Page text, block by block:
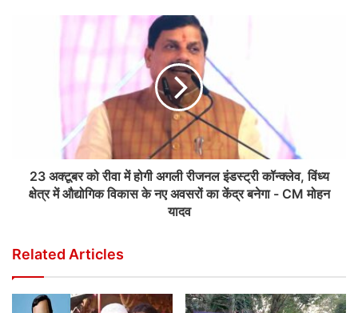
23 अक्टूबर को रीवा में होगी अगली रीजनल इंडस्ट्री कॉन्क्लेव, विंध्य
क्षेत्र में औद्योगिक विकास के नए अवसरों का केंद्र बनेगा - CM मोहन
यादव
Related Articles